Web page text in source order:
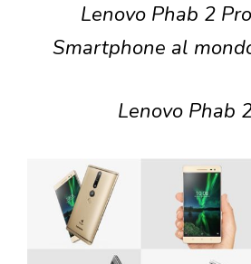
Lenovo Phab 2
Smartphone al
Lenovo Phab